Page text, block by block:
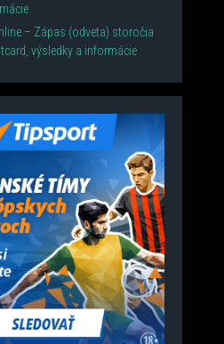
– Zápas (odveta) storočia
výsledky a informácie